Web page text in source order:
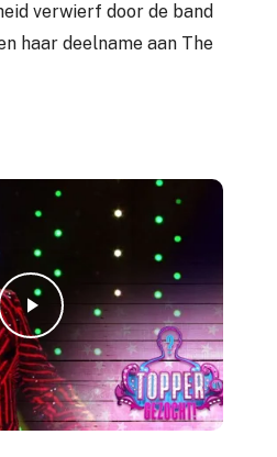
verwierf door de band
haar deelname aan The
Play Video